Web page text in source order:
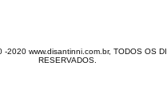
2020 www.disantinni.com.br, TODOS OS
RESERVADOS.